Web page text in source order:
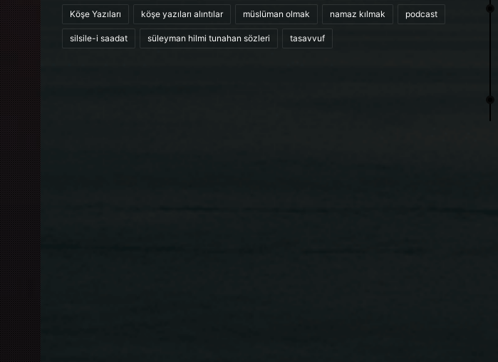
Köşe Yazıları köşe yazıları alıntılar müslüman olmak namaz kılmak podcast
silsile-i saadat süleyman hilmi tunahan sözleri tasavvuf